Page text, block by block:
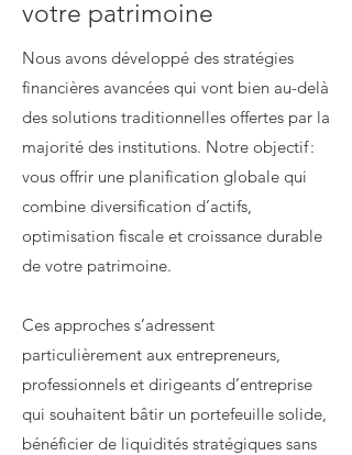
votre patrimoine
Nous avons développé des stratégies
financières avancées qui vont bien au-delà
des solutions traditionnelles offertes par la
majorité des institutions. Notre objectif :
vous offrir une planification globale qui
combine diversification d’actifs,
optimisation fiscale et croissance durable
de votre patrimoine.
Ces approches s’adressent
particulièrement aux entrepreneurs,
professionnels et dirigeants d’entreprise
qui souhaitent bâtir un portefeuille solide,
bénéficier de liquidités stratégiques sans